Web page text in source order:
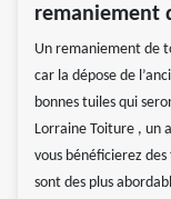
remaniement
Un remaniement de
car la dépose de
bonnes tuiles qui
Lorraine Toiture , un
vous bénéficierez
sont des plus